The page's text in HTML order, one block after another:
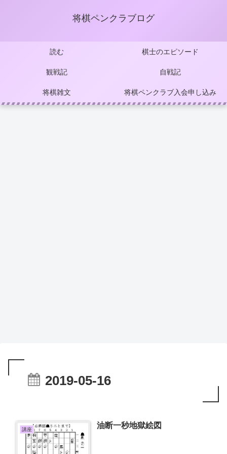
将棋ペンクラブログ
読む 棋士のエピソード
観戦記 自戦記
将棋雑文 将棋ペンクラブ入会申し込み
2019-05-16
講座 油断一秒地獄絵図